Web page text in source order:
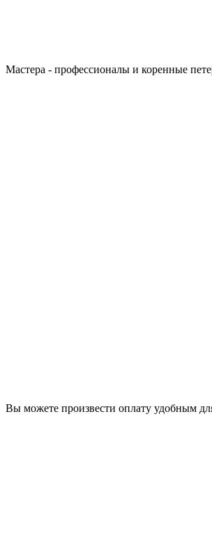
Мастера - профессионалы и коренные
Вы можете произвести оплату удобным